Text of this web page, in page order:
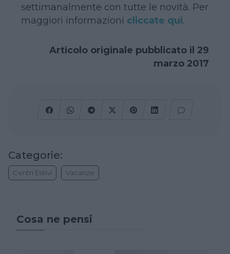
settimanalmente con tutte le novità. Per
maggiori informazioni cliccate qui.
Articolo originale pubblicato il 29
marzo 2017
Categorie:
Centri Estivi Vacanze
Cosa ne pensi